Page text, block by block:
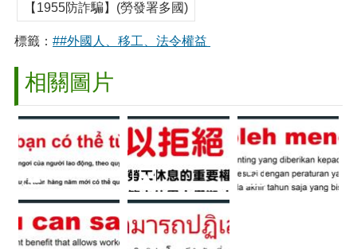
【1955防詐騙】(勞發署多國)
標籤： ##外國人、移工、法令權益
相關圖片